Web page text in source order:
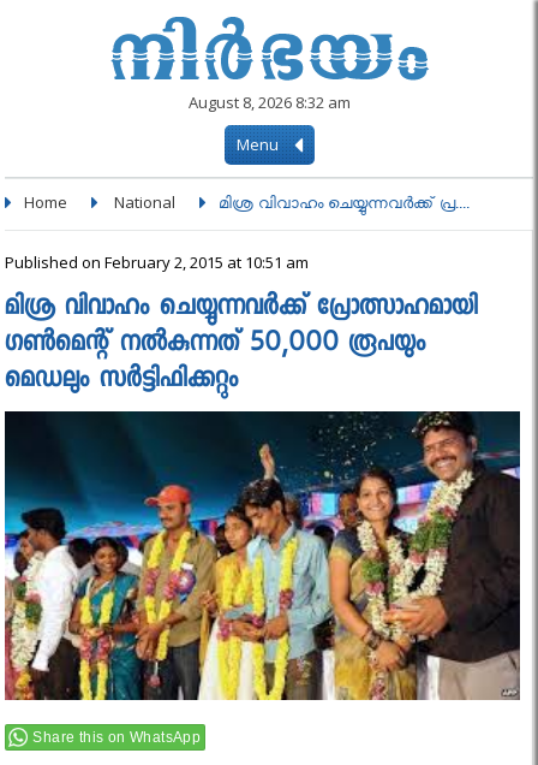
August 8, 2026 8:32 am
Menu
Home National മി­ശ്ര വി­വാ­ഹം ചെ­യ്യു­ന്ന­വർ­ക്ക്‌ പ്ര....
Published on February 2, 2015 at 10:51 am
മി­ശ്ര വി­വാ­ഹം ചെ­യ്യു­ന്ന­വർ­ക്ക്‌ പ്രോ­ത്സാ­ഹ­മായി
ഗണ്‍മെന്റ് നൽകുന്നത് 50,000 രൂപയും
മെഡലും സര്‍ട്ടിഫിക്കറ്റും
Share this on WhatsApp